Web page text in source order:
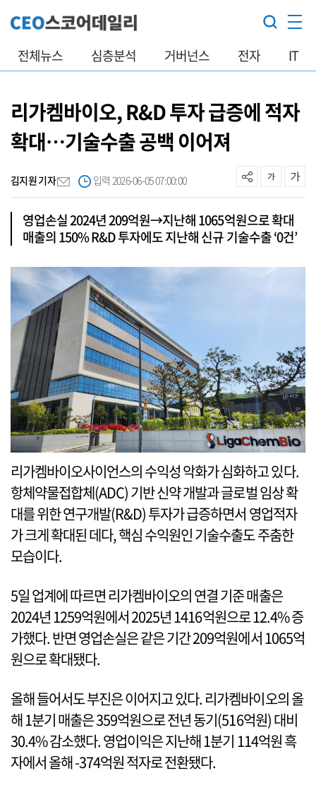
전체뉴스 심층분석 거버넌스 전자 IT
리가켐바이오, R&D 투자 급증에 적자
확대…기술수출 공백 이어져
김지원 기자 입력 2026-06-05 07:00:00
영업손실 2024년 209억원→지난해 1065억원으로 확대
매출의 150% R&D 투자에도 지난해 신규 기술수출 ‘0건’
리가켐바이오사이언스의 수익성 악화가 심화하고 있다.
항체약물접합체(ADC) 기반 신약 개발과 글로벌 임상 확
대를 위한 연구개발(R&D) 투자가 급증하면서 영업적자
가 크게 확대된 데다, 핵심 수익원인 기술수출도 주춤한
모습이다.
5일 업계에 따르면 리가켐바이오의 연결 기준 매출은
2024년 1259억원에서 2025년 1416억원으로 12.4% 증
가했다. 반면 영업손실은 같은 기간 209억원에서 1065억
원으로 확대됐다.
올해 들어서도 부진은 이어지고 있다. 리가켐바이오의 올
해 1분기 매출은 359억원으로 전년 동기(516억원) 대비
30.4% 감소했다. 영업이익은 지난해 1분기 114억원 흑
자에서 올해 -374억원 적자로 전환됐다.